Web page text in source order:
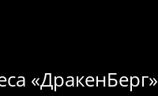
«ДракенБерг»